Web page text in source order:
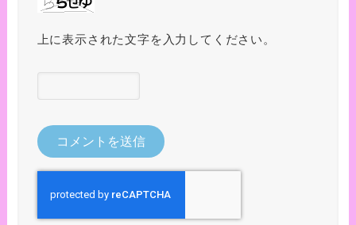
上に表示された文字を入力してください。